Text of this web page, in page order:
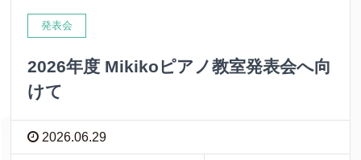
発表会
2026年度 Mikikoピアノ教室発表会へ向
けて
2026.06.29